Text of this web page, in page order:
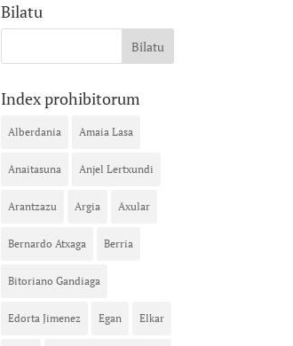
Bilatu
Index prohibitorum
Alberdania Amaia Lasa
Anaitasuna Anjel Lertxundi
Arantzazu Argia Axular
Bernardo Atxaga Berria
Bitoriano Gandiaga
Edorta Jimenez Egan Elkar